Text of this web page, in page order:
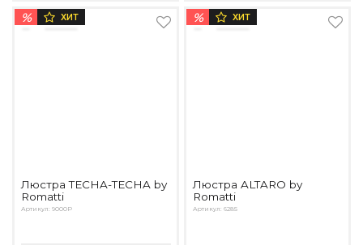
% ХИТ
Люстра TECHA-TECHA by
Romatti
Артикул: 9000P
% ХИТ
Люстра ALTARO by
Romatti
Артикул: 6285